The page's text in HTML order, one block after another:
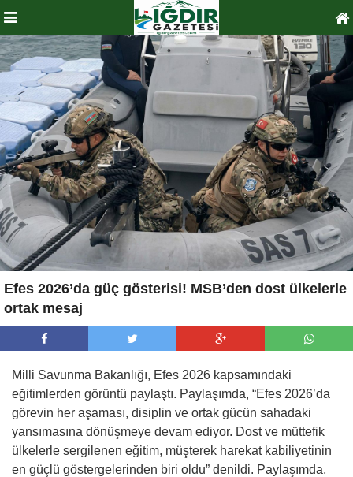
Efes 2026’da güç gösterisi! MSB’den dost ülkelerle
ortak mesaj
Milli Savunma Bakanlığı, Efes 2026 kapsamındaki
eğitimlerden görüntü paylaştı. Paylaşımda, “Efes 2026’da
görevin her aşaması, disiplin ve ortak gücün sahadaki
yansımasına dönüşmeye devam ediyor. Dost ve müttefik
ülkelerle sergilenen eğitim, müşterek harekat kabiliyetinin
en güçlü göstergelerinden biri oldu” denildi. Paylaşımda,